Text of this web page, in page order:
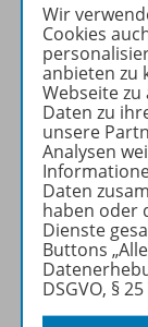
Lösungen
Wir
Cookies
anbieten zu
Webseite
Daten zu
unsere
Analysen
Daten
haben oder
Dienste
Buttons
DSGVO, §